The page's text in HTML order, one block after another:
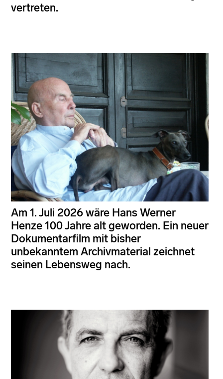
vertreten.
Am 1. Juli 2026 wäre Hans Werner
Henze 100 Jahre alt geworden. Ein neuer
Dokumentarfilm mit bisher
unbekanntem Archivmaterial zeichnet
seinen Lebensweg nach.